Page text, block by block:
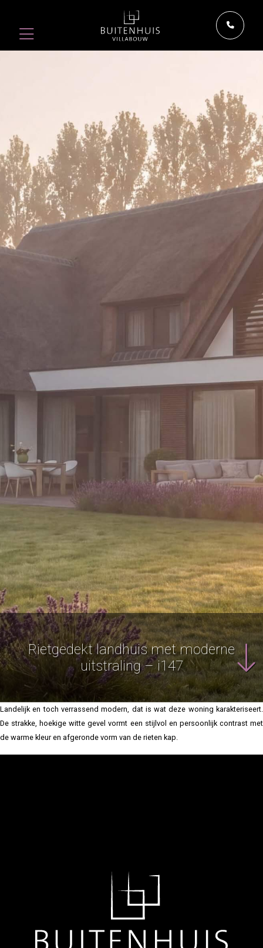
Rietgedekt landhuis met moderne
uitstraling – i147
Landelijk en toch verrassend modern, dat is wat deze woning karakteriseert.
De strakke, hoekige witte gevel vormt een stijlvol en persoonlijk contrast met
de warme kleur en afgeronde vorm van de rieten kap.